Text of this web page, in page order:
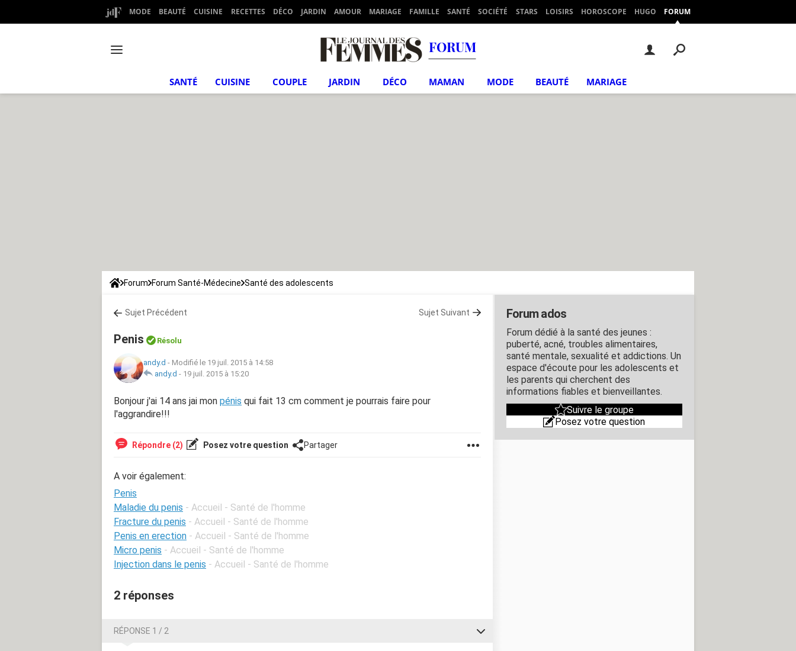
MODE BEAUTÉ CUISINE RECETTES DÉCO JARDIN AMOUR MARIAGE FAMILLE SANTÉ SOCIÉTÉ STARS LOISIRS HOROSCOPE HUGO FORUM
FORUM
SANTÉ CUISINE COUPLE JARDIN DÉCO MAMAN MODE BEAUTÉ MARIAGE
Forum Forum Santé-Médecine Santé des adolescents
Sujet Précédent Sujet Suivant
Penis Résolu
andy.d - Modifié le 19 juil. 2015 à 14:58
andy.d - 19 juil. 2015 à 15:20
Bonjour j'ai 14 ans jai mon pénis qui fait 13 cm comment je pourrais faire pour
l'aggrandire!!!
Répondre (2) Posez votre question Partager
A voir également:
Penis
Maladie du penis - Accueil - Santé de l'homme
Fracture du penis - Accueil - Santé de l'homme
Penis en erection - Accueil - Santé de l'homme
Micro penis - Accueil - Santé de l'homme
Injection dans le penis - Accueil - Santé de l'homme
2 réponses
RÉPONSE 1 / 2
Forum ados
Forum dédié à la santé des jeunes :
puberté, acné, troubles alimentaires,
santé mentale, sexualité et addictions. Un
espace d'écoute pour les adolescents et
les parents qui cherchent des
informations fiables et bienveillantes.
Suivre le groupe
Posez votre question